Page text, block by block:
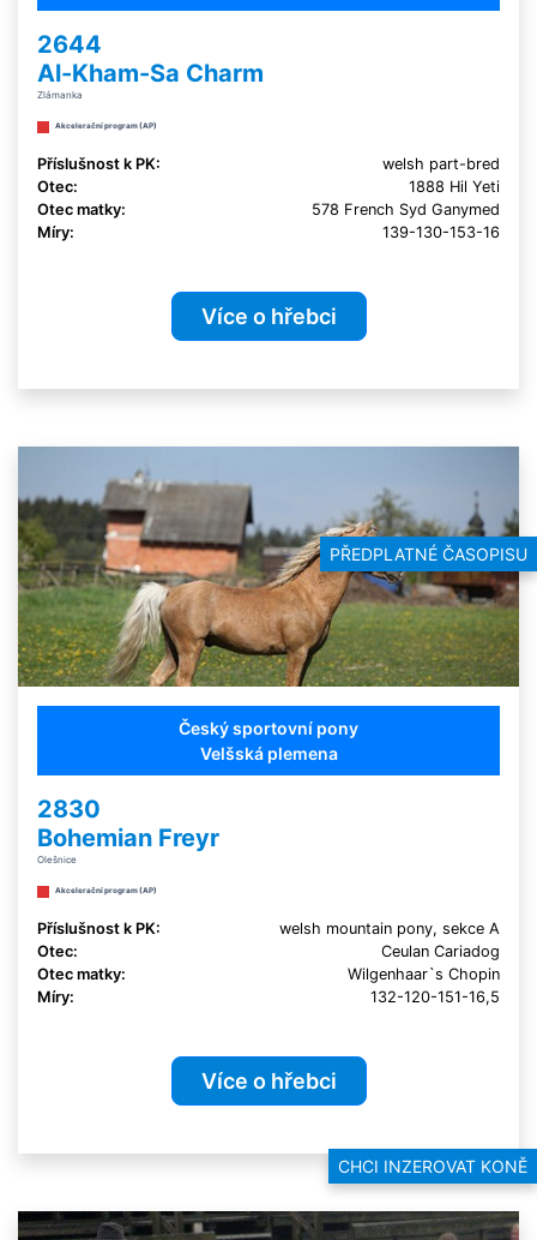
PŘEDPLATNÉ ČASOPISU
CHCI INZEROVAT KONĚ
2644
Al-Kham-Sa Charm
Zlámanka
Akcelerační program (AP)
Příslušnost k PK:
welsh part-bred
Otec:
1888 Hil Yeti
Otec matky:
578 French Syd Ganymed
Míry:
139-130-153-16
Více o hřebci
Český sportovní pony
Velšská plemena
2830
Bohemian Freyr
Olešnice
Akcelerační program (AP)
Příslušnost k PK:
welsh mountain pony, sekce A
Otec:
Ceulan Cariadog
Otec matky:
Wilgenhaar`s Chopin
Míry:
132-120-151-16,5
Více o hřebci